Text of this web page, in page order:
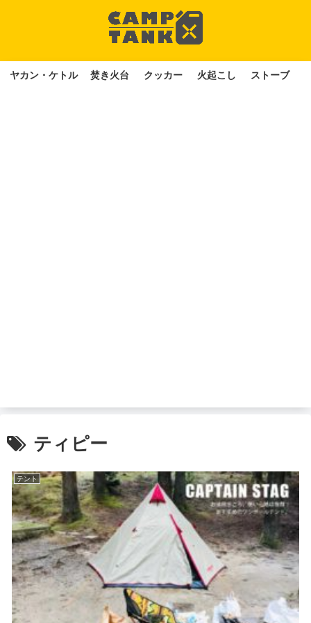
ヤカン・ケトル 焚き火台 クッカー 火起こし ストーブ
ティピー
テント